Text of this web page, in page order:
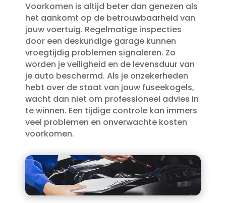
Voorkomen is altijd beter dan genezen als
het aankomt op de betrouwbaarheid van
jouw voertuig.​ Regelmatige inspecties
door een deskundige garage kunnen
vroegtijdig problemen signaleren.​ Zo
worden je veiligheid en de levensduur van
je auto beschermd.​ Als je onzekerheden
hebt over de staat van jouw fuseekogels,
wacht dan niet om professioneel advies in
te winnen.​ Een tijdige controle kan immers
veel problemen en onverwachte kosten
voorkomen.​